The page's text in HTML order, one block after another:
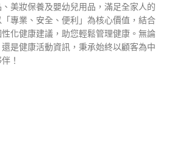
美妝保養及嬰幼兒用品，滿足全家人的
專業、安全、便利」為核心價值，結合
化健康建議，助您輕鬆管理健康。無論
是健康活動資訊，秉承始終以顧客為中
！